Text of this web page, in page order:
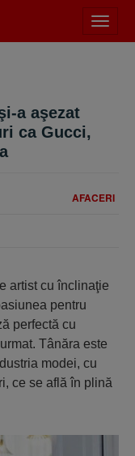
meniu
a aşezat
ca Gucci,
AFACERI
artist cu înclinaţie
pentru
perfectă cu
Tânăra este
modei, cu
ce se află în plină